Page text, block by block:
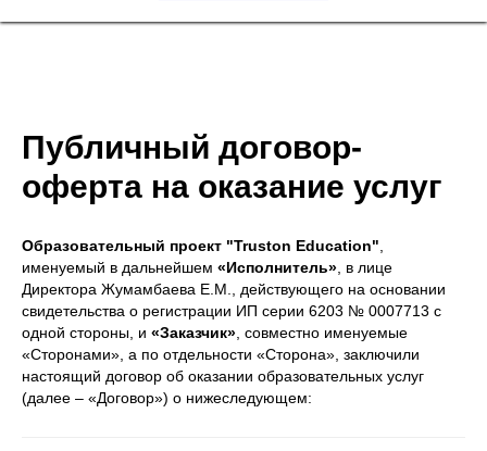
Публичный договор-
оферта на оказание услуг
Образовательный проект "Truston Education",
именуемый в дальнейшем «Исполнитель», в лице
Директора Жумамбаева Е.М., действующего на основании
свидетельства о регистрации ИП серии 6203 № 0007713 с
одной стороны, и «Заказчик», совместно именуемые
«Сторонами», а по отдельности «Сторона», заключили
настоящий договор об оказании образовательных услуг
(далее – «Договор») о нижеследующем: